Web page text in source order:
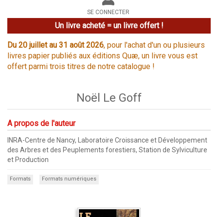
site
SE CONNECTER
Un livre acheté = un livre offert !
Du 20 juillet au 31 août 2026, pour l'achat d'un ou plusieurs
livres papier publiés aux éditions Quæ, un livre vous est
offert parmi trois titres de notre catalogue !
Noël Le Goff
A propos de l'auteur
INRA-Centre de Nancy, Laboratoire Croissance et Développement
des Arbres et des Peuplements forestiers, Station de Sylviculture
et Production
Formats Formats numériques